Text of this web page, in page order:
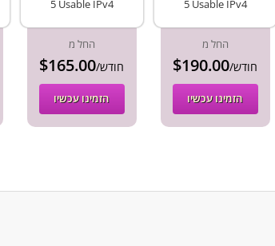
5 Usable IPv4
החל מ
$165.00 /חודש
הזמינו עכשיו
5 Usable IPv4
החל מ
$190.00 /חודש
הזמינו עכשיו